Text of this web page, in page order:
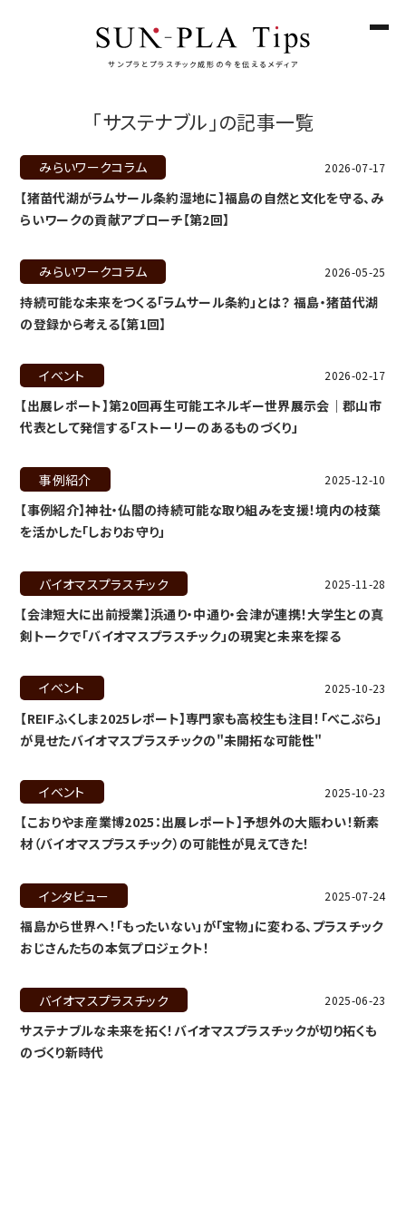
サンプラとプラスチック成形の今を伝えるメディア
「サステナブル 」の記事一覧
NEW
みらいワークコラム 2026-07-17
【猪苗代湖がラムサール条約湿地に】福島の自然と文化を守る、み
らいワークの貢献アプローチ【第2回】
みらいワークコラム 2026-05-25
持続可能な未来をつくる「ラムサール条約」とは？ 福島・猪苗代湖
の登録から考える【第1回】
イベント 2026-02-17
【出展レポート】第20回再生可能エネルギー世界展示会｜郡山市
代表として発信する「ストーリーのあるものづくり」
事例紹介 2025-12-10
【事例紹介】神社・仏閣の持続可能な取り組みを支援！境内の枝葉
を活かした「しおりお守り」
バイオマスプラスチック 2025-11-28
【会津短大に出前授業】浜通り・中通り・会津が連携！大学生との真
剣トークで「バイオマスプラスチック」の現実と未来を探る
イベント 2025-10-23
【REIFふくしま2025レポート】専門家も高校生も注目！「べこぷら」
が見せたバイオマスプラスチックの"未開拓な可能性"
イベント 2025-10-23
【こおりやま産業博2025：出展レポート】予想外の大賑わい！新素
材（バイオマスプラスチック）の可能性が見えてきた！
インタビュー 2025-07-24
福島から世界へ！「もったいない」が「宝物」に変わる、プラスチック
おじさんたちの本気プロジェクト！
バイオマスプラスチック 2025-06-23
サステナブルな未来を拓く！バイオマスプラスチックが切り拓くも
のづくり新時代